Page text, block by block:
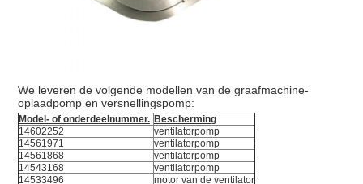
We leveren de volgende modellen van de graafmachine-
oplaadpomp en versnellingspomp:
Model- of onderdeelnummer. Bescherming
14602252
ventilatorpomp
14561971
ventilatorpomp
14561868
ventilatorpomp
14543168
ventilatorpomp
14533496
motor van de ventilator